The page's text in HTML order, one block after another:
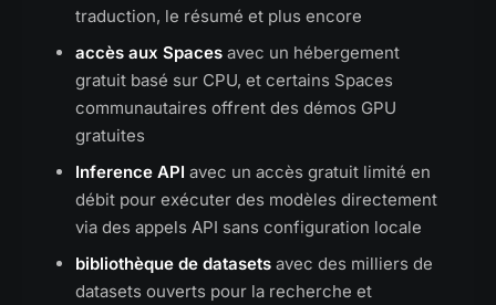
traduction, le résumé et plus encore
accès aux Spaces avec un hébergement
gratuit basé sur CPU, et certains Spaces
communautaires offrent des démos GPU
gratuites
Inference API avec un accès gratuit limité en
débit pour exécuter des modèles directement
via des appels API sans configuration locale
bibliothèque de datasets avec des milliers de
datasets ouverts pour la recherche et